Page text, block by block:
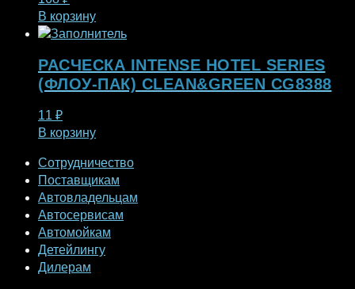
В корзину
РАСЧЕСКА INTENSE HOTEL SERIES
(ФЛОУ-ПАК) CLEAN&GREEN CG8388
11 ₽
В корзину
Сотрудничество
Поставщикам
Автовладельцам
Автосервисам
Автомойкам
Детейлингу
Дилерам